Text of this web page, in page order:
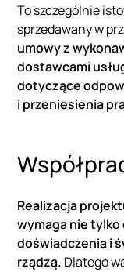
To szczególnie
sprzedawany w
umowy z
dostawcami
dotyczące
i przeniesienia
Realizacja
wymaga nie
doświadczenia i
rządzą. Dlatego